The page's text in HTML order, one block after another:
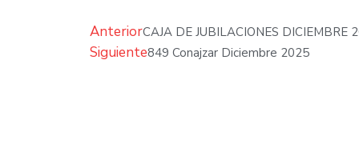
AnteriorCAJA DE JUBILACIONES DICIEMBRE
Siguiente849 Conajzar Diciembre 2025